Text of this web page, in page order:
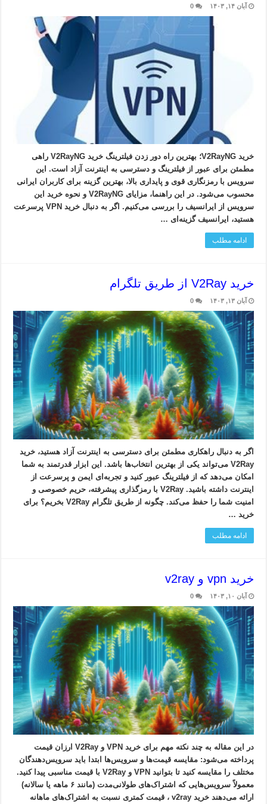
آبان ۱۴, ۱۴۰۳ 0
خرید V2RayNG؛ بهترین راه دور زدن فیلترینگ خرید V2RayNG راهی
مطمئن برای عبور از فیلترینگ و دسترسی به اینترنت آزاد است. این
سرویس با رمزنگاری قوی و پایداری بالا، بهترین گزینه برای کاربران ایرانی
محسوب می‌شود. در این راهنما، مزایای V2RayNG و نحوه خرید این
سرویس از ایرانسیف را بررسی می‌کنیم. اگر به دنبال خرید VPN پرسرعت
هستید، ایرانسیف گزینه‌ای …
ادامه مطلب
خرید V2Ray از طریق تلگرام
آبان ۱۳, ۱۴۰۳ 0
اگر به دنبال راهکاری مطمئن برای دسترسی به اینترنت آزاد هستید، خرید
V2Ray می‌تواند یکی از بهترین انتخاب‌ها باشد. این ابزار قدرتمند به شما
امکان می‌دهد که از فیلترینگ عبور کنید و تجربه‌ای ایمن و پرسرعت از
اینترنت داشته باشید. V2Ray با رمزگذاری پیشرفته، حریم خصوصی و
امنیت شما را حفظ می‌کند. چگونه از طریق تلگرام V2Ray بخریم؟ برای
خرید …
ادامه مطلب
خرید vpn و v2ray
آبان ۱۰, ۱۴۰۳ 0
در این مقاله به چند نکته مهم برای خرید VPN و V2Ray ارزان قیمت
پرداخته می‌شود: مقایسه قیمت‌ها و سرویس‌ها ابتدا باید سرویس‌دهندگان
مختلف را مقایسه کنید تا بتوانید VPN و V2Ray با قیمت مناسبی پیدا کنید.
معمولاً سرویس‌هایی که اشتراک‌های طولانی‌مدت (مانند ۶ ماهه یا سالانه)
ارائه می‌دهند خرید v2ray ، قیمت کمتری نسبت به اشتراک‌های ماهانه